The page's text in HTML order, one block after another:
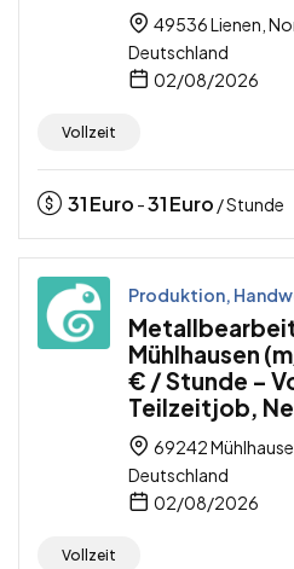
49536 Lienen,
Deutschland
02/08/2026
Vollzeit
31Euro -31Euro / Stunde
Produktion,
Mühlhausen
€ / Stunde –
Teilzeitjob,
69242
Deutschland
02/08/2026
Vollzeit